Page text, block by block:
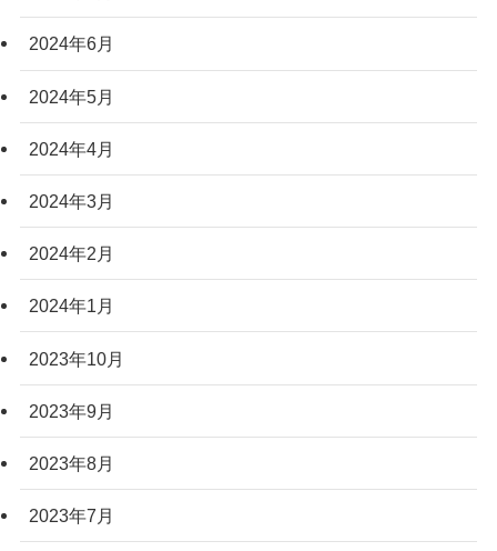
2024年6月
2024年5月
2024年4月
2024年3月
2024年2月
2024年1月
2023年10月
2023年9月
2023年8月
2023年7月